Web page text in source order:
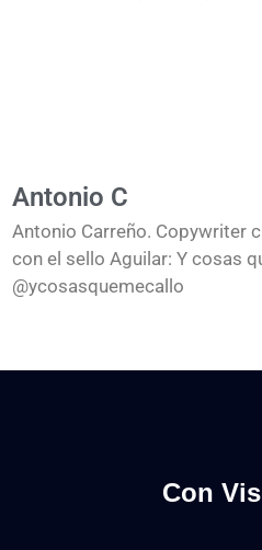
Antonio C
Antonio Carreño. Copywriter
con el sello Aguilar: Y cosas
@ycosasquemecallo
Con